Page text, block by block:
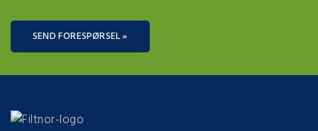
SEND FORESPØRSEL »